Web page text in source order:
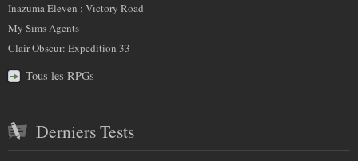
Inazuma Eleven : Victory Road
My Sims Agents
Clair Obscur: Expedition 33
Tous les RPGs
Derniers Tests